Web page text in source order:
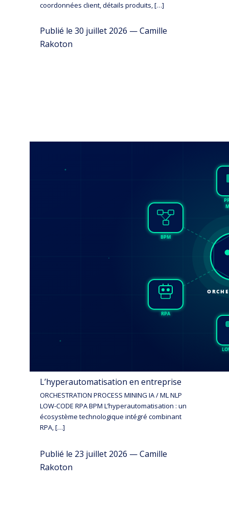
coordonnées client, détails produits, […]
Publié le 30 juillet 2026 — Camille
Rakoton
L’hyperautomatisation en entreprise
ORCHESTRATION PROCESS MINING IA / ML NLP
LOW-CODE RPA BPM L’hyperautomatisation : un
écosystème technologique intégré combinant
RPA, […]
Publié le 23 juillet 2026 — Camille
Rakoton